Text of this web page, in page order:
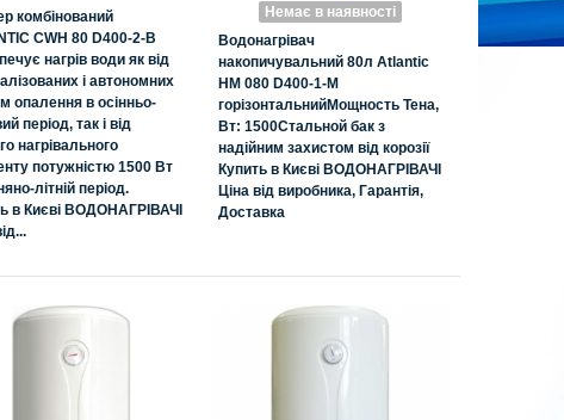
комбінований
CWH 80 D400-2-B
нагрів води як від
і автономних
опалення в осінньо-
період, так і від
нагрівального
потужністю 1500 Вт
літній період.
в Києві ВОДОНАГРІВАЧІ
Немає в наявності
Водонагрівач
накопичувальний 80л Atlantic
HM 080 D400-1-M
горізонтальнийМощность Тена,
Вт: 1500Стальной бак з
надійним захистом від корозії
Купить в Києві ВОДОНАГРІВАЧІ
Ціна від виробника, Гарантія,
Доставка